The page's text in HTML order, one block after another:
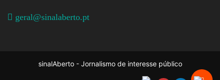
geral@sinalaberto.pt
sinalAberto - Jornalismo de interesse público